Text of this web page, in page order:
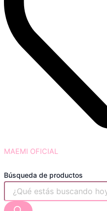
MAEMI OFICIAL
Búsqueda de productos